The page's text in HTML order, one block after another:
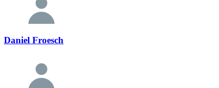
Daniel Froesch